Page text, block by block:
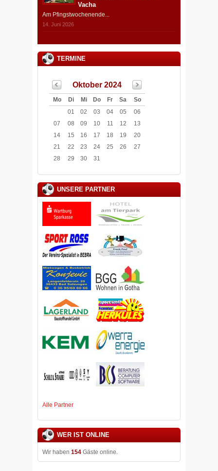
Vacha
Am Pfingstwochenende...
14. Juni 2026
TERMINE
Oktober 2024
Mo Di Mi Do Fr Sa
So
01
02 03 04 05
06
07
08 09 10 11 12
13
14
15 16 17 18 19
20
21
22 23 24 25 26
27
28
29 30 31
UNSERE PARTNER
Alle Partner
WER IST ONLINE
Wir haben 154 Gäste online.